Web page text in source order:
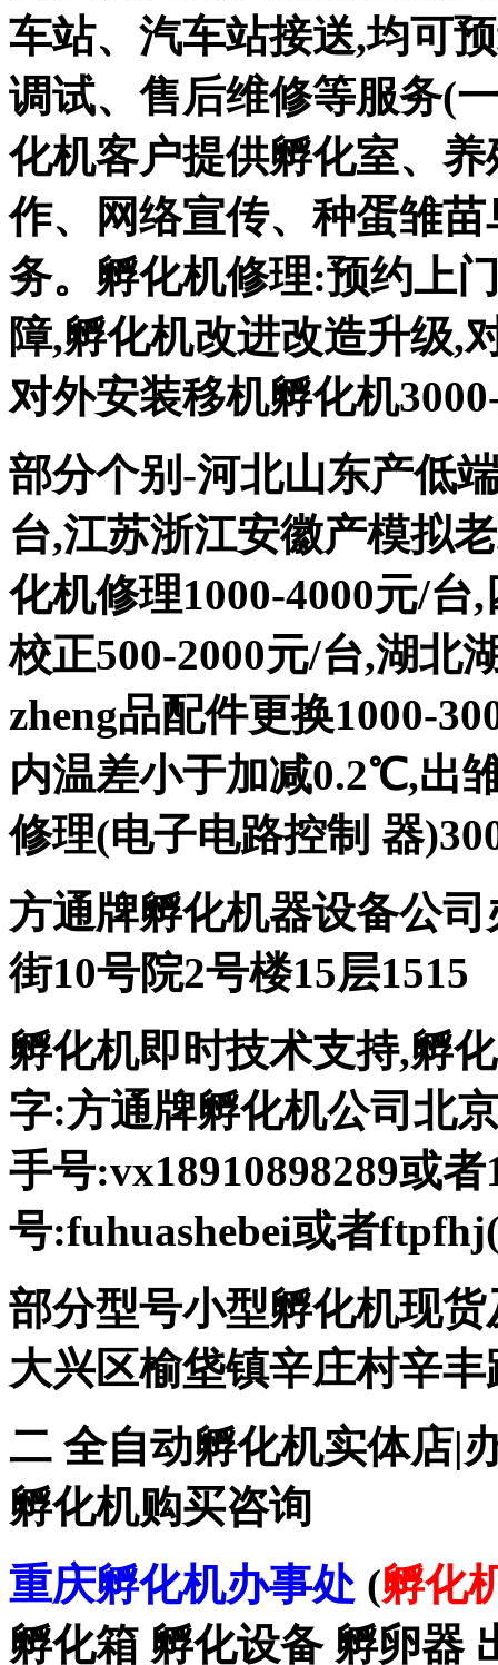
车站、汽车站接送,均可
调试、售后维修等服务(
化机客户提供孵化室、
作、网络宣传、种蛋雏
务。孵化机修理:预约上
障,孵化机改进改造升级,
对外安装移机孵化机
部分个别-河北山东产低
台,江苏浙江安徽产模拟
化机修理1000-4000元/
校正500-2000元/台,湖北
zheng品配件更换1000-
内温差小于加减0.2℃,出
修理(电子电路控制 器
方通牌孵化机器设备公
街10号院2号楼15层1515
孵化机即时技术支持,孵
字:方通牌孵化机公司北
手号:vx18910898289或
号:fuhuashebei或者
部分型号小型孵化机现
大兴区榆垡镇辛庄村辛丰
二 全自动孵化机实体店|
孵化机购买咨询
重庆孵化机办事处 (孵化
孵化箱 孵化设备 孵卵器